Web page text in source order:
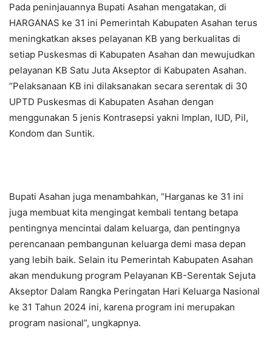
Pada peninjauannya Bupati Asahan mengatakan, di
HARGANAS ke 31 ini Pemerintah Kabupaten Asahan terus
meningkatkan akses pelayanan KB yang berkualitas di
setiap Puskesmas di Kabupaten Asahan dan mewujudkan
pelayanan KB Satu Juta Akseptor di Kabupaten Asahan.
“Pelaksanaan KB ini dilaksanakan secara serentak di 30
UPTD Puskesmas di Kabupaten Asahan dengan
menggunakan 5 jenis Kontrasepsi yakni Implan, IUD, Pil,
Kondom dan Suntik.
Bupati Asahan juga menambahkan, “Harganas ke 31 ini
juga membuat kita mengingat kembali tentang betapa
pentingnya mencintai dalam keluarga, dan pentingnya
perencanaan pembangunan keluarga demi masa depan
yang lebih baik. Selain itu Pemerintah Kabupaten Asahan
akan mendukung program Pelayanan KB-Serentak Sejuta
Akseptor Dalam Rangka Peringatan Hari Keluarga Nasional
ke 31 Tahun 2024 ini, karena program ini merupakan
program nasional”, ungkapnya.